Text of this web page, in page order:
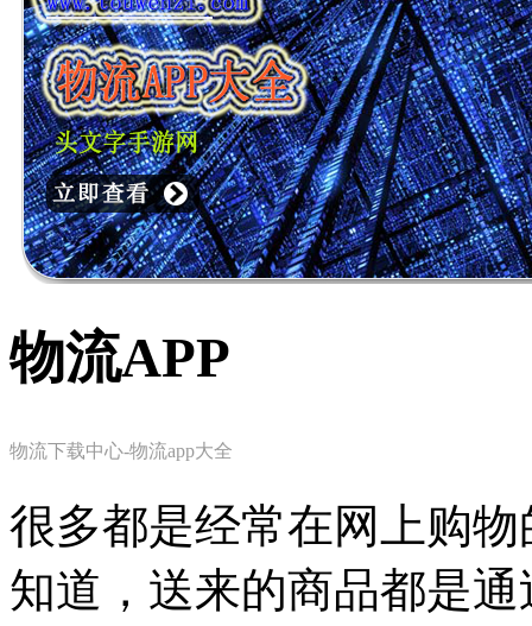
物流APP
物流下载中心-物流app大全
很多都是经常在网上购
知道，送来的商品都是